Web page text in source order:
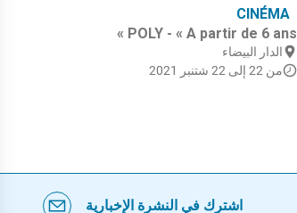
CINÉMA
POLY - « A partir de 6 ans »
الدار البيضاء
من 22 إلى 22 شتنبر 2021
اشترك في النشرة الإخبارية